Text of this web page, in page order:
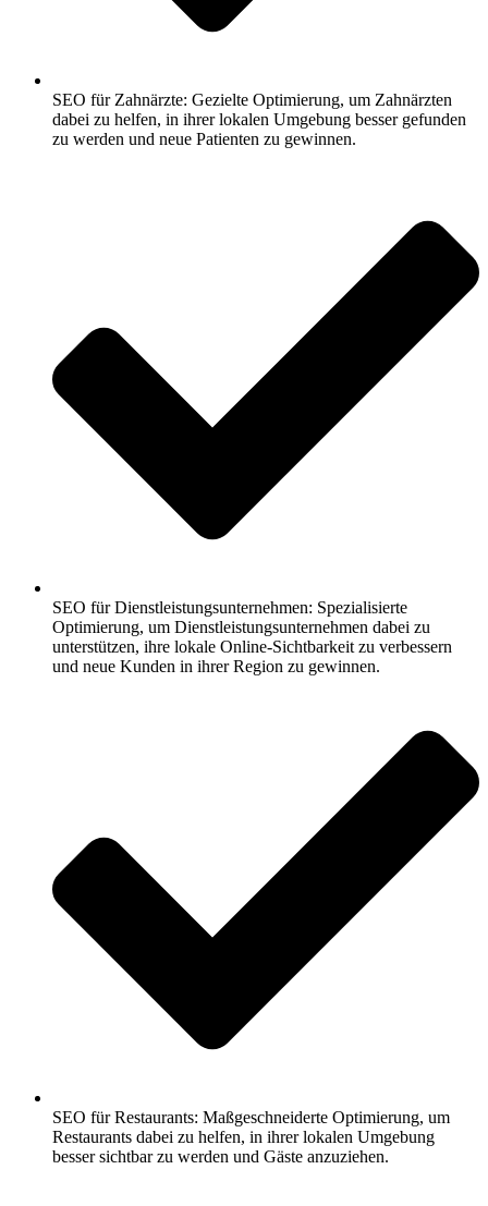
SEO für Zahnärzte: Gezielte Optimierung, um Zahnärzten
dabei zu helfen, in ihrer lokalen Umgebung besser gefunden
zu werden und neue Patienten zu gewinnen.
SEO für Dienstleistungsunternehmen: Spezialisierte
Optimierung, um Dienstleistungsunternehmen dabei zu
unterstützen, ihre lokale Online-Sichtbarkeit zu verbessern
und neue Kunden in ihrer Region zu gewinnen.
SEO für Restaurants: Maßgeschneiderte Optimierung, um
Restaurants dabei zu helfen, in ihrer lokalen Umgebung
besser sichtbar zu werden und Gäste anzuziehen.